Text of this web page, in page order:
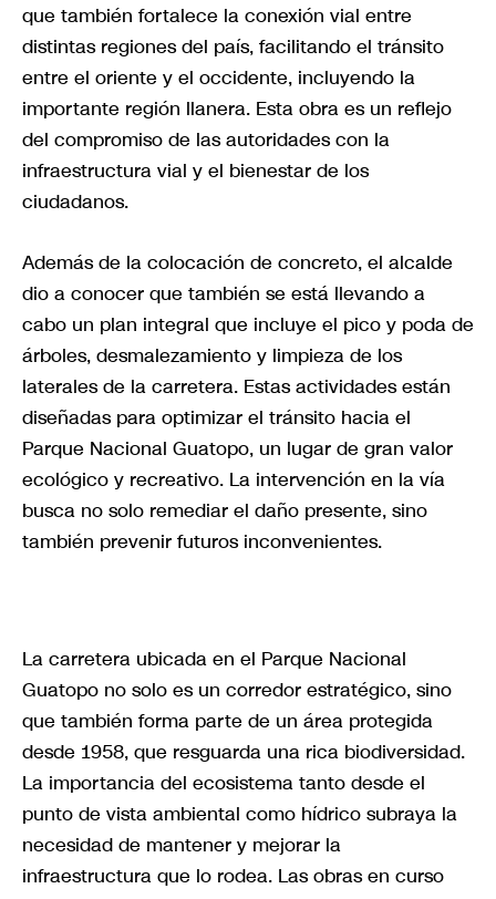
que también fortalece la conexión vial entre
distintas regiones del país, facilitando el tránsito
entre el oriente y el occidente, incluyendo la
importante región llanera. Esta obra es un reflejo
del compromiso de las autoridades con la
infraestructura vial y el bienestar de los
ciudadanos.
Además de la colocación de concreto, el alcalde
dio a conocer que también se está llevando a
cabo un plan integral que incluye el pico y poda de
árboles, desmalezamiento y limpieza de los
laterales de la carretera. Estas actividades están
diseñadas para optimizar el tránsito hacia el
Parque Nacional Guatopo, un lugar de gran valor
ecológico y recreativo. La intervención en la vía
busca no solo remediar el daño presente, sino
también prevenir futuros inconvenientes.
La carretera ubicada en el Parque Nacional
Guatopo no solo es un corredor estratégico, sino
que también forma parte de un área protegida
desde 1958, que resguarda una rica biodiversidad.
La importancia del ecosistema tanto desde el
punto de vista ambiental como hídrico subraya la
necesidad de mantener y mejorar la
infraestructura que lo rodea. Las obras en curso